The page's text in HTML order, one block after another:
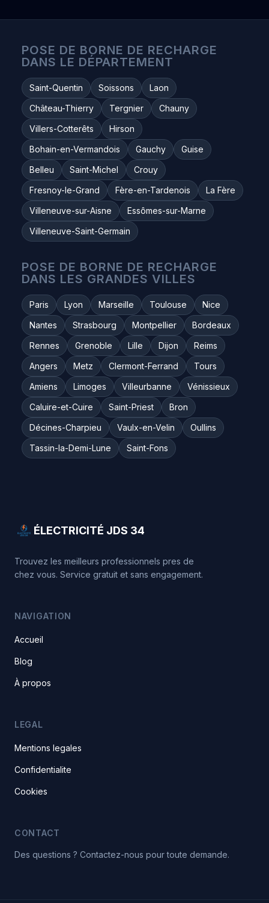
POSE DE BORNE DE RECHARGE
DANS LE DÉPARTEMENT
Saint-Quentin Soissons
Laon
Château-Thierry
Tergnier
Chauny
Villers-Cotterêts
Hirson
Bohain-en-Vermandois
Gauchy
Guise
Belleu
Saint-Michel
Crouy
Fresnoy-le-Grand
Fère-en-Tardenois
La Fère
Villeneuve-sur-Aisne
Essômes-sur-Marne
Villeneuve-Saint-Germain
POSE DE BORNE DE RECHARGE
DANS LES GRANDES VILLES
Paris Lyon Marseille Toulouse
Nice
Nantes
Strasbourg Montpellier
Bordeaux
Rennes
Grenoble Lille Dijon
Reims
Angers
Metz Clermont-Ferrand
Tours
Amiens
Limoges Villeurbanne
Vénissieux
Caluire-et-Cuire
Saint-Priest
Bron
Décines-Charpieu
Vaulx-en-Velin
Oullins
Tassin-la-Demi-Lune
Saint-Fons
ÉLECTRICITÉ JDS 34
Trouvez les meilleurs professionnels pres de
chez vous. Service gratuit et sans engagement.
NAVIGATION
Accueil
Blog
À propos
LEGAL
Mentions legales
Confidentialite
Cookies
CONTACT
Des questions ? Contactez-nous pour toute demande.